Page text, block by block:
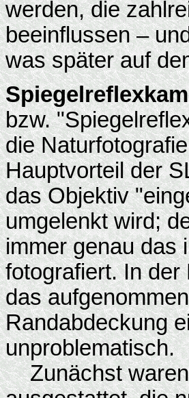
werden, die
beeinflussen –
was später auf
bzw.
die
Hauptvorteil der
das Objektiv
umgelenkt wird;
immer genau das
fotografiert. In
das
Randabdeckung
unproblematisch.
Zunächst waren